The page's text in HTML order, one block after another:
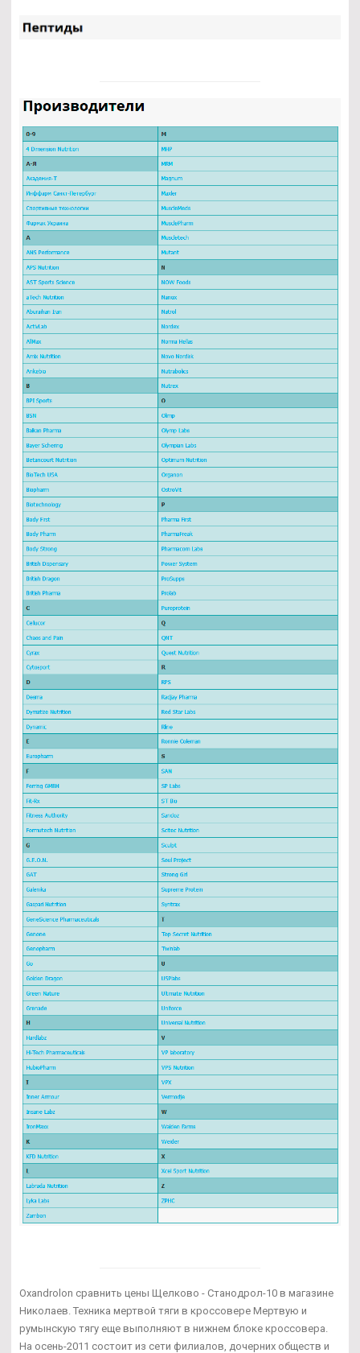
Oxandrolon сравнить цены Щелково - Станодрол-10 в магазине
Николаев. Техника мертвой тяги в кроссовере Мертвую и
румынскую тягу еще выполняют в нижнем блоке кроссовера.
На осень-2011 состоит из сети филиалов, дочерних обществ и